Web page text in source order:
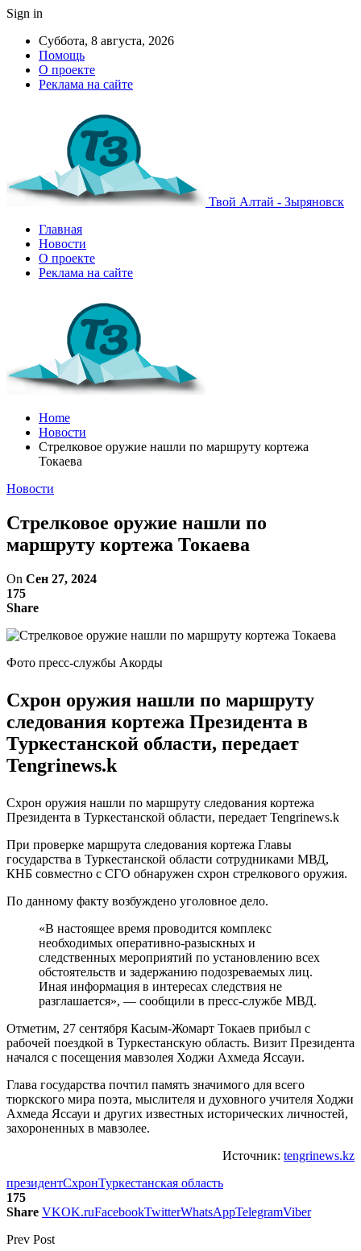
Sign in
Суббота, 8 августа, 2026
Помощь
О проекте
Реклама на сайте
Твой Алтай - Зыряновск
Главная
Новости
О проекте
Реклама на сайте
Home
Новости
Стрелковое оружие нашли по маршруту кортежа
Токаева
Новости
Стрелковое оружие нашли по
маршруту кортежа Токаева
On Сен 27, 2024
175
Share
Фото пресс-службы Акорды
Схрон оружия нашли по маршруту
следования кортежа Президента в
Туркестанской области, передает
Tengrinews.k
Схрон оружия нашли по маршруту следования кортежа
Президента в Туркестанской области, передает Tengrinews.k
При проверке маршрута следования кортежа Главы
государства в Туркестанской области сотрудниками МВД,
КНБ совместно с СГО обнаружен схрон стрелкового оружия.
По данному факту возбуждено уголовное дело.
«В настоящее время проводится комплекс
необходимых оперативно-разыскных и
следственных мероприятий по установлению всех
обстоятельств и задержанию подозреваемых лиц.
Иная информация в интересах следствия не
разглашается», — сообщили в пресс-службе МВД.
Отметим, 27 сентября Касым-Жомарт Токаев прибыл с
рабочей поездкой в Туркестанскую область. Визит Президента
начался с посещения мавзолея Ходжи Ахмеда Яссауи.
Глава государства почтил память значимого для всего
тюркского мира поэта, мыслителя и духовного учителя Ходжи
Ахмеда Яссауи и других известных исторических личностей,
захороненных в мавзолее.
Источник: tengrinews.kz
президентСхронТуркестанская область
175
Share VKOK.ruFacebookTwitterWhatsAppTelegramViber
Prev Post